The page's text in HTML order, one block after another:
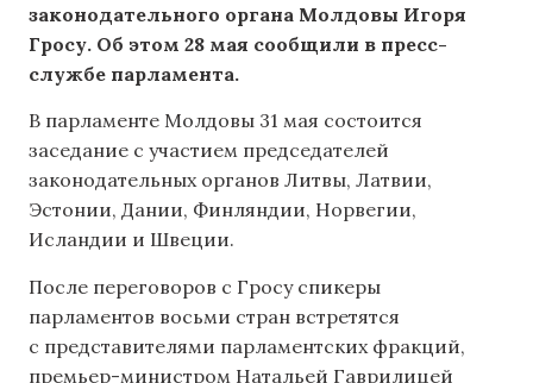
законодательного органа Молдовы Игоря
Гросу. Об этом 28 мая сообщили в пресс-
службе парламента.
В парламенте Молдовы 31 мая состоится
заседание с участием председателей
законодательных органов Литвы, Латвии,
Эстонии, Дании, Финляндии, Норвегии,
Исландии и Швеции.
После переговоров с Гросу спикеры
парламентов восьми стран встретятся
с представителями парламентских фракций,
премьер-министром Натальей Гаврилицей